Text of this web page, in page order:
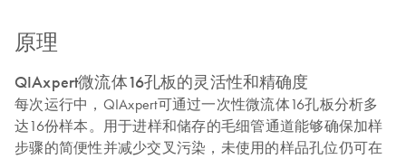
原理
QIAxpert微流体16孔板的灵活性和精确度
每次运行中，QIAxpert可通过一次性微流体16孔板分析多
达16份样本。用于进样和储存的毛细管通道能够确保加样
步骤的简便性并减少交叉污染，未使用的样品孔位仍可在